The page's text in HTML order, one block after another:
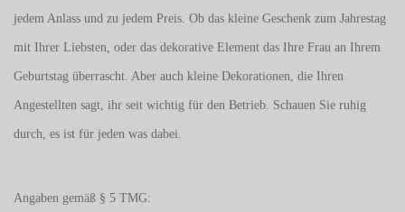
jedem Anlass und zu jedem Preis. Ob das kleine Geschenk zum Jahrestag
mit Ihrer Liebsten, oder das dekorative Element das Ihre Frau an Ihrem
Geburtstag überrascht. Aber auch kleine Dekorationen, die Ihren
Angestellten sagt, ihr seit wichtig für den Betrieb. Schauen Sie ruhig
durch, es ist für jeden was dabei.
Angaben gemäß § 5 TMG: